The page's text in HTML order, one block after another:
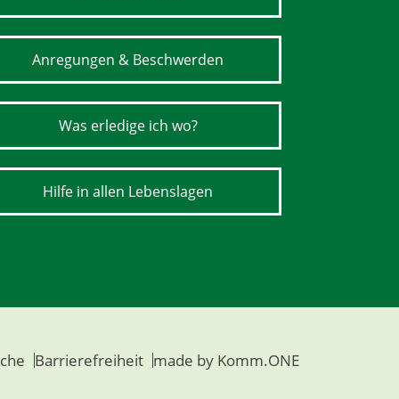
Anregungen & Beschwerden
Was erledige ich wo?
Hilfe in allen Lebenslagen
Barrierefreiheit made by Komm.ONE